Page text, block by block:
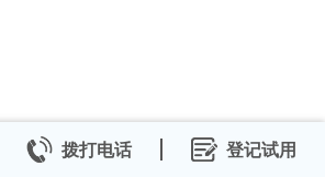
拨打电话 登记试用